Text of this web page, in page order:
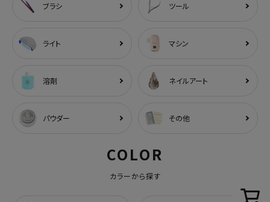
ブラシ ツール
ライト マシン
溶剤 ネイルアート
パウダー その他
COLOR
カラーから探す